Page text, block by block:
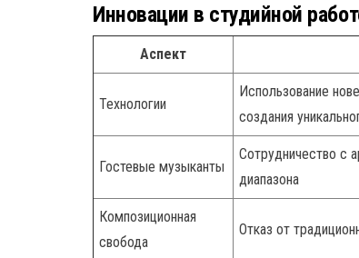
Инновации в студийной
Аспект
Технологии
Использование
создания
Гостевые музыканты
Сотрудничество с
диапазона
Композиционная
свобода
Отказ от